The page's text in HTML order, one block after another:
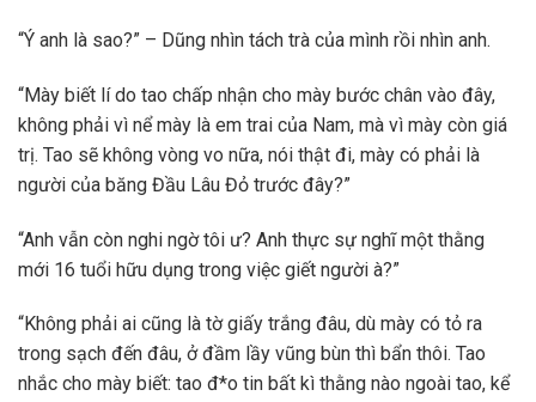
“Ý anh là sao?” – Dũng nhìn tách trà của mình rồi nhìn anh.
“Mày biết lí do tao chấp nhận cho mày bước chân vào đây,
không phải vì nể mày là em trai của Nam, mà vì mày còn giá
trị. Tao sẽ không vòng vo nữa, nói thật đi, mày có phải là
người của băng Đầu Lâu Đỏ trước đây?”
“Anh vẫn còn nghi ngờ tôi ư? Anh thực sự nghĩ một thằng
mới 16 tuổi hữu dụng trong việc giết người à?”
“Không phải ai cũng là tờ giấy trắng đâu, dù mày có tỏ ra
trong sạch đến đâu, ở đầm lầy vũng bùn thì bẩn thôi. Tao
nhắc cho mày biết: tao đ*o tin bất kì thằng nào ngoài tao, kể